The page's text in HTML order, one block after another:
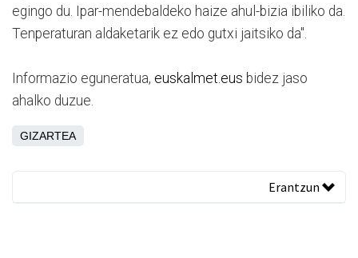
egingo du. Ipar-mendebaldeko haize ahul-bizia ibiliko da.
Tenperaturan aldaketarik ez edo gutxi jaitsiko da".
Informazio eguneratua, euskalmet.eus bidez jaso
ahalko duzue.
GIZARTEA
Erantzun